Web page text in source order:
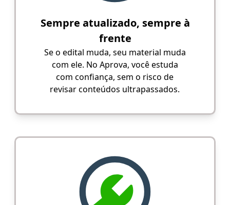
Sempre atualizado, sempre à
frente
Se o edital muda, seu material muda
com ele. No Aprova, você estuda
com confiança, sem o risco de
revisar conteúdos ultrapassados.